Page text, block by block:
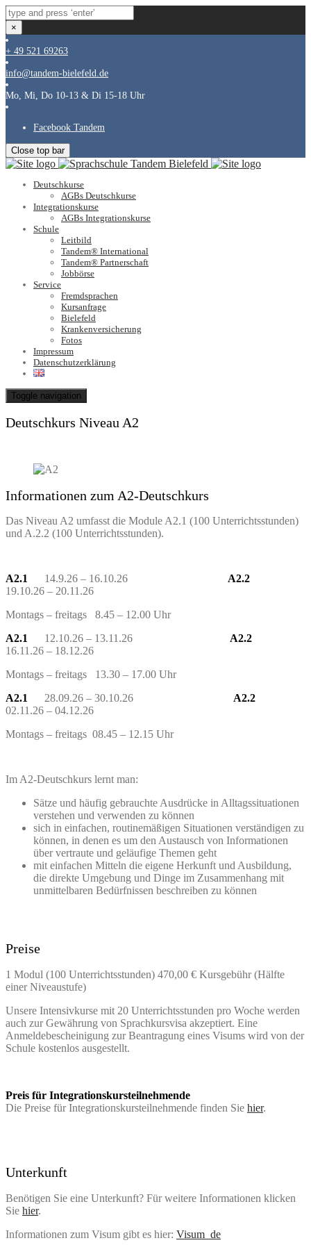
×
+ 49 521 69263
info@tandem-bielefeld.de
Mo, Mi, Do 10-13 & Di 15-18 Uhr
Facebook Tandem
Close top bar
Deutschkurse
AGBs Deutschkurse
Integrationskurse
AGBs Integrationskurse
Schule
Leitbild
Tandem® International
Tandem® Partnerschaft
Jobbörse
Service
Fremdsprachen
Kursanfrage
Bielefeld
Krankenversicherung
Fotos
Impressum
Datenschutzerklärung
Toggle navigation
Deutschkurs Niveau A2
Informationen zum A2-Deutschkurs
Das Niveau A2 umfasst die Module A2.1 (100 Unterrichtsstunden)
und A.2.2 (100 Unterrichtsstunden).
A2.1 14.9.26 – 16.10.26 A2.2
19.10.26 – 20.11.26
Montags – freitags 8.45 – 12.00 Uhr
A2.1
12.10.26 – 13.11.26 A2.2
16.11.26 – 18.12.26
Montags – freitags 13.30 – 17.00 Uhr
A2.1
28.09.26 – 30.10.26 A2.2
02.11.26 – 04.12.26
Montags – freitags 08.45 – 12.15 Uhr
Im A2-Deutschkurs lernt man:
Sätze und häufig gebrauchte Ausdrücke in Alltagssituationen
verstehen und verwenden zu können
sich in einfachen, routinemäßigen Situationen verständigen zu
können, in denen es um den Austausch von Informationen
über vertraute und geläufige Themen geht
mit einfachen Mitteln die eigene Herkunft und Ausbildung,
die direkte Umgebung und Dinge im Zusammenhang mit
unmittelbaren Bedürfnissen beschreiben zu können
Preise
1 Modul (100 Unterrichtsstunden) 470,00 € Kursgebühr (Hälfte
einer Niveaustufe)
Unsere Intensivkurse mit 20 Unterrichtsstunden pro Woche werden
auch zur Gewährung von Sprachkursvisa akzeptiert. Eine
Anmeldebescheinigung zur Beantragung eines Visums wird von der
Schule kostenlos ausgestellt.
Preis für Integrationskursteilnehmende
Die Preise für Integrationskursteilnehmende finden Sie hier.
Unterkunft
Benötigen Sie eine Unterkunft? Für weitere Informationen klicken
Sie hier.
Informationen zum Visum gibt es hier: Visum_de